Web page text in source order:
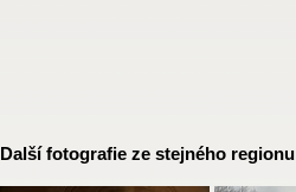
Další fotografie ze stejného regionu